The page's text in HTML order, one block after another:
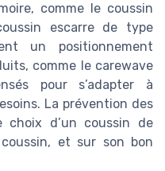
comme le coussin
escarre de type
un positionnement
comme le carewave
pour s’adapter à
La prévention des
choix d’un coussin de
et sur son bon